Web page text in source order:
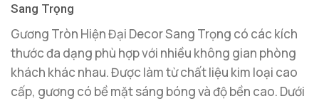
Sang Trọng
Gương Tròn Hiện Đại Decor Sang Trọng có các kích
thước đa dạng phù hợp với nhiều không gian phòng
khách khác nhau. Được làm từ chất liệu kim loại cao
cấp, gương có bề mặt sáng bóng và độ bền cao. Dưới